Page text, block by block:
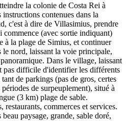
la colonie de Costa Rei à
contenues dans la
c'est à dire de Villasimius, prendre
commence (avec sortie indiquant)
à la plage de Simius, et continuer
nord, laissant la voie principale,
Dans le village, laissant
pas difficile d'identifier les différents
de parkings (pas de gros, certes
de surpeuplement), situé à
(3 km) plage de sable.
commerces et services.
paysage, grande, sable doré,